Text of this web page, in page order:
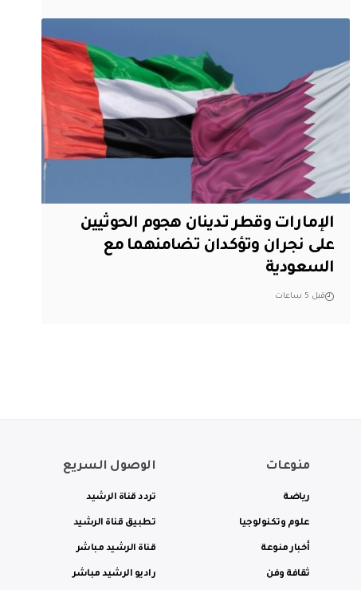
الإمارات وقطر تدينان هجوم الحوثيين
على نجران وتؤكدان تضامنهما مع
السعودية
قبل 5 ساعات
منوعات
رياضة
علوم وتكنولوجيا
أخبار منوعة
ثقافة وفن
الوصول السريع
تردد قناة الرشيد
تطبيق قناة الرشيد
قناة الرشيد مباشر
راديو الرشيد مباشر